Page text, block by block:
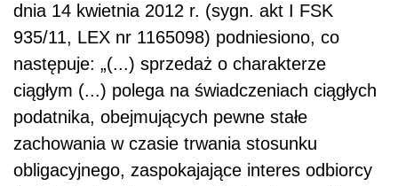
dnia 14 kwietnia 2012 r. (sygn. akt I FSK
935/11, LEX nr 1165098) podniesiono, co
następuje: „(...) sprzedaż o charakterze
ciągłym (...) polega na świadczeniach ciągłych
podatnika, obejmujących pewne stałe
zachowania w czasie trwania stosunku
obligacyjnego, zaspokajające interes odbiorcy